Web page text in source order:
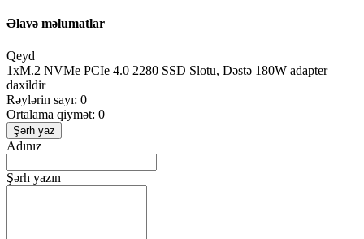
Əlavə məlumatlar
Qeyd
1xM.2 NVMe PCIe 4.0 2280 SSD Slotu, Dəstə 180W adapter
daxildir
Rəylərin sayı: 0
Ortalama qiymət: 0
Şərh yaz
Adınız
Şərh yazın